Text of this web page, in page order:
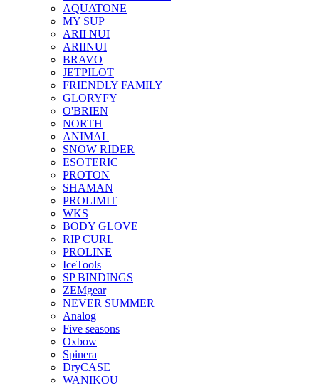
AQUATONE
MY SUP
ARII NUI
ARIINUI
BRAVO
JETPILOT
FRIENDLY FAMILY
GLORYFY
O'BRIEN
NORTH
ANIMAL
SNOW RIDER
ESOTERIC
PROTON
SHAMAN
PROLIMIT
WKS
BODY GLOVE
RIP CURL
PROLINE
IceTools
SP BINDINGS
ZEMgear
NEVER SUMMER
Analog
Five seasons
Oxbow
Spinera
DryCASE
WANIKOU